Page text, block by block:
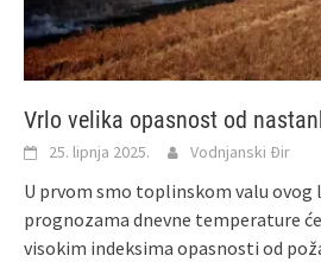
Vrlo velika opasnost od
25. lipnja 2025. Vodnjanski Đir
U prvom smo toplinskom valu ovog
prognozama dnevne temperature
visokim indeksima opasnosti od